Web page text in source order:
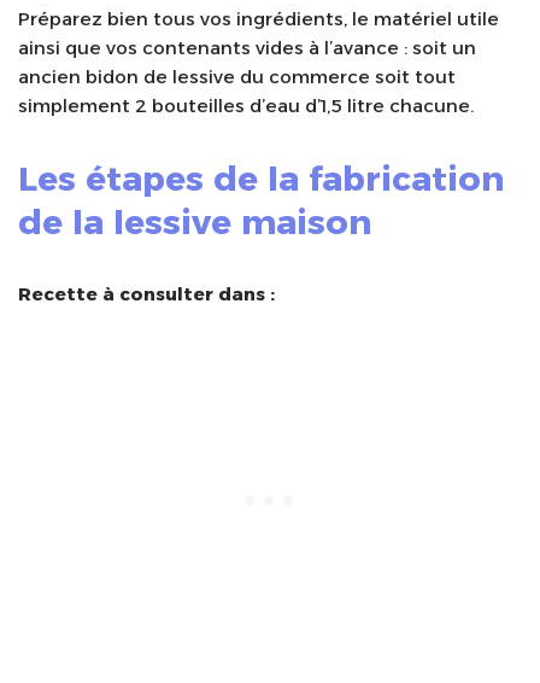
Préparez bien tous vos ingrédients, le matériel utile
ainsi que vos contenants vides à l’avance : soit un
ancien bidon de lessive du commerce soit tout
simplement 2 bouteilles d’eau d’1,5 litre chacune.
Les étapes de la fabrication
de la lessive maison
Recette à consulter dans :